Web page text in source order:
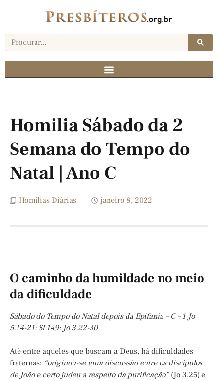
Homilia Sábado da 2
Semana do Tempo do
Natal | Ano C
Homílias Diárias janeiro 8, 2022
O caminho da humildade no meio
da dificuldade
Sábado do Tempo do Natal depois da Epifania – C – 1 Jo
5,14-21; Sl 149; Jo 3,22-30
Até entre aqueles que buscam a Deus, há dificuldades
fraternas: “originou-se uma discussão entre os discípulos
de João e certo judeu a respeito da purificação” (Jo 3,25) e